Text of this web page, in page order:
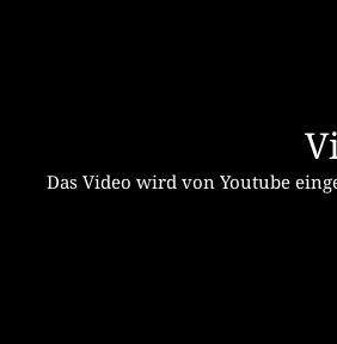
Das Video wird von Youtube